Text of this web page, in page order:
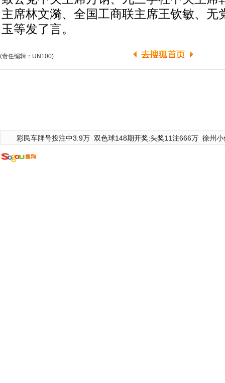
主席林文漪、全国工商联主席王钦敏、无
玉等发了言。
(责任编辑：UN100)
彩民车牌号投注中3.9万 双色球148期开奖:头奖11注666万 徐州